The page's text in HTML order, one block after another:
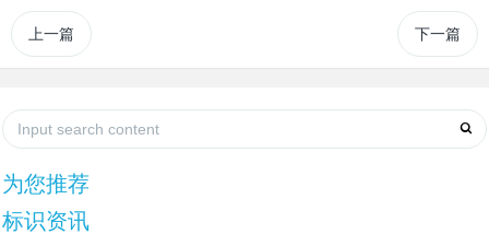
上一篇 下一篇
为您推荐
标识资讯